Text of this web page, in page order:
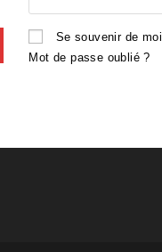
Se souvenir de moi
Mot de passe oublié ?